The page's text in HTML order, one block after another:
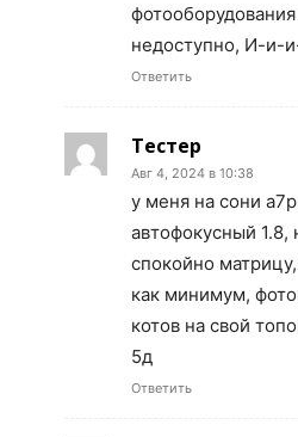
недоступно, И-и-
Ответить
Тестер
Авг 4, 2024 в 10:38
у меня на сони
автофокусный 1.8,
спокойно
как минимум,
котов на свой
5д
Ответить